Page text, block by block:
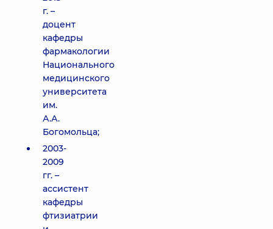
г. –
доцент
кафедры
фармакологии
Национального
медицинского
университета
им.
А.А.
Богомольца;
2003-
2009
гг. –
ассистент
кафедры
фтизиатрии